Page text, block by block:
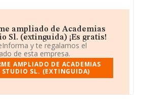
ampliado de Academias
Sl. (extinguida) ¡Es gratis!
y te regalamos el
de esta empresa.
AMPLIADO DE ACADEMIAS
STUDIO SL. (EXTINGUIDA)